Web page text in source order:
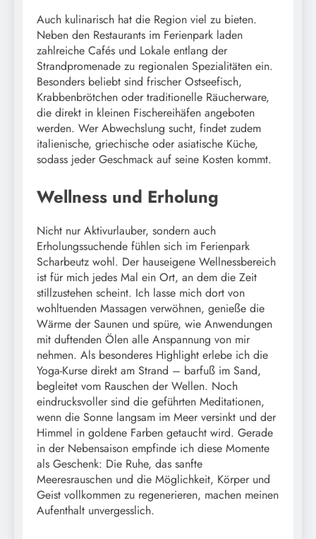
Auch kulinarisch hat die Region viel zu bieten.
Neben den Restaurants im Ferienpark laden
zahlreiche Cafés und Lokale entlang der
Strandpromenade zu regionalen Spezialitäten ein.
Besonders beliebt sind frischer Ostseefisch,
Krabbenbrötchen oder traditionelle Räucherware,
die direkt in kleinen Fischereihäfen angeboten
werden. Wer Abwechslung sucht, findet zudem
italienische, griechische oder asiatische Küche,
sodass jeder Geschmack auf seine Kosten kommt.
Wellness und Erholung
Nicht nur Aktivurlauber, sondern auch
Erholungssuchende fühlen sich im Ferienpark
Scharbeutz wohl. Der hauseigene Wellnessbereich
ist für mich jedes Mal ein Ort, an dem die Zeit
stillzustehen scheint. Ich lasse mich dort von
wohltuenden Massagen verwöhnen, genieße die
Wärme der Saunen und spüre, wie Anwendungen
mit duftenden Ölen alle Anspannung von mir
nehmen. Als besonderes Highlight erlebe ich die
Yoga-Kurse direkt am Strand – barfuß im Sand,
begleitet vom Rauschen der Wellen. Noch
eindrucksvoller sind die geführten Meditationen,
wenn die Sonne langsam im Meer versinkt und der
Himmel in goldene Farben getaucht wird. Gerade
in der Nebensaison empfinde ich diese Momente
als Geschenk: Die Ruhe, das sanfte
Meeresrauschen und die Möglichkeit, Körper und
Geist vollkommen zu regenerieren, machen meinen
Aufenthalt unvergesslich.